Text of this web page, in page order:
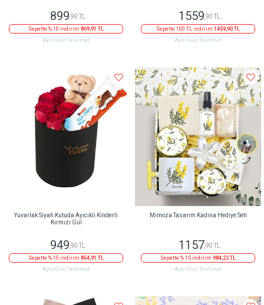
899,90 TL
Sepette % 10 indirim 809,91 TL
Aynı Gün Teslimat
1559,90 TL
Sepette 100 TL indirim 1459,90 TL
Aynı Gün Teslimat
Yuvarlak Siyah Kutuda Ayıcıklı Kinderli
Kırmızı Gül
949,90 TL
Sepette % 10 indirim 854,91 TL
Aynı Gün Teslimat
Mimoza Tasarım Kadına Hediye Seti
1157,90 TL
Sepette % 15 indirim 984,22 TL
Aynı Gün Teslimat